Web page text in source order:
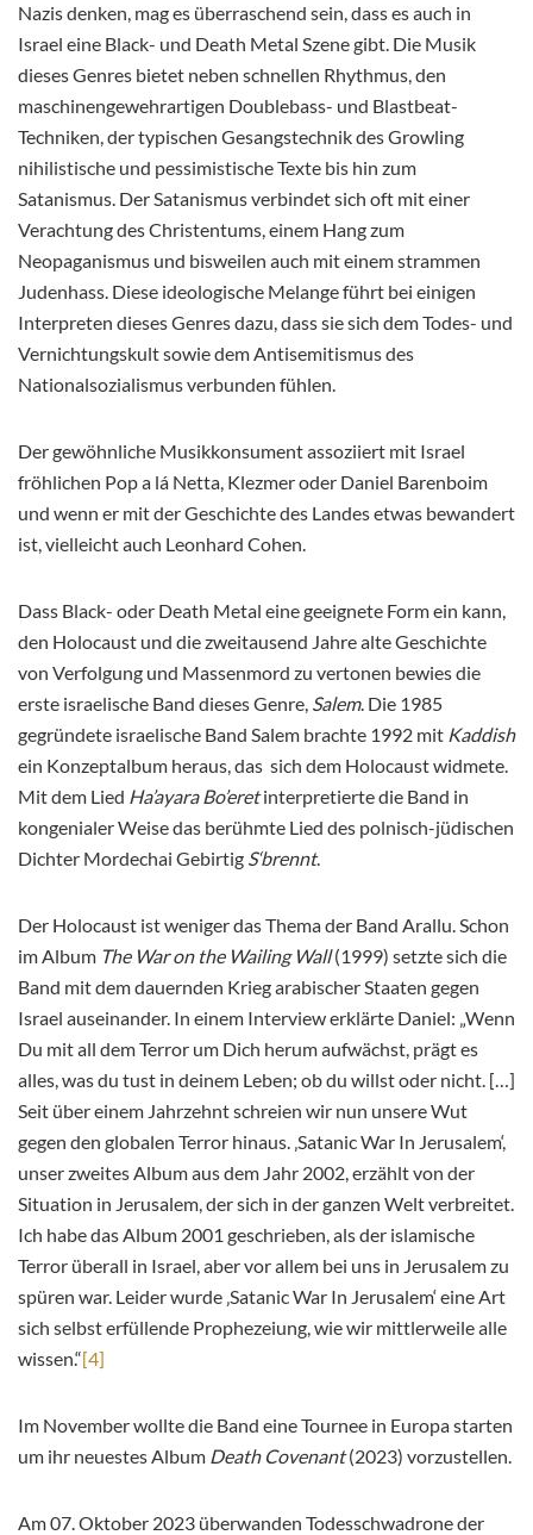
Nazis denken, mag es überraschend sein, dass es auch in
Israel eine Black- und Death Metal Szene gibt. Die Musik
dieses Genres bietet neben schnellen Rhythmus, den
maschinengewehrartigen Doublebass- und Blastbeat-
Techniken, der typischen Gesangstechnik des Growling
nihilistische und pessimistische Texte bis hin zum
Satanismus. Der Satanismus verbindet sich oft mit einer
Verachtung des Christentums, einem Hang zum
Neopaganismus und bisweilen auch mit einem strammen
Judenhass. Diese ideologische Melange führt bei einigen
Interpreten dieses Genres dazu, dass sie sich dem Todes- und
Vernichtungskult sowie dem Antisemitismus des
Nationalsozialismus verbunden fühlen.
Der gewöhnliche Musikkonsument assoziiert mit Israel
fröhlichen Pop a lá Netta, Klezmer oder Daniel Barenboim
und wenn er mit der Geschichte des Landes etwas bewandert
ist, vielleicht auch Leonhard Cohen.
Dass Black- oder Death Metal eine geeignete Form ein kann,
den Holocaust und die zweitausend Jahre alte Geschichte
von Verfolgung und Massenmord zu vertonen bewies die
erste israelische Band dieses Genre, Salem. Die 1985
gegründete israelische Band Salem brachte 1992 mit Kaddish
ein Konzeptalbum heraus, das sich dem Holocaust widmete.
Mit dem Lied Ha’ayara Bo’eretinterpretierte die Band in
kongenialer Weise das berühmte Lied des polnisch-jüdischen
Dichter Mordechai Gebirtig S‘brennt.
Der Holocaust ist weniger das Thema der Band Arallu. Schon
im Album The War on the Wailing Wall(1999) setzte sich die
Band mit dem dauernden Krieg arabischer Staaten gegen
Israel auseinander. In einem Interview erklärte Daniel: „Wenn
Du mit all dem Terror um Dich herum aufwächst, prägt es
alles, was du tust in deinem Leben; ob du willst oder nicht. […]
Seit über einem Jahrzehnt schreien wir nun unsere Wut
gegen den globalen Terror hinaus. ‚Satanic War In Jerusalem‘,
unser zweites Album aus dem Jahr 2002, erzählt von der
Situation in Jerusalem, der sich in der ganzen Welt verbreitet.
Ich habe das Album 2001 geschrieben, als der islamische
Terror überall in Israel, aber vor allem bei uns in Jerusalem zu
spüren war. Leider wurde ‚Satanic War In Jerusalem‘ eine Art
sich selbst erfüllende Prophezeiung, wie wir mittlerweile alle
wissen.“[4]
Im November wollte die Band eine Tournee in Europa starten
um ihr neuestes Album Death Covenant(2023) vorzustellen.
Am 07. Oktober 2023 überwanden Todesschwadrone der